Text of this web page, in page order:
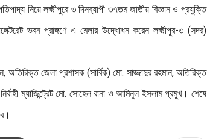
নিয়ে লক্ষ্মীপুরে ৩ দিনব্যাপী ৩৭তম জাতীয় বিজ্ঞান ও প্রযুক্তি
ভবন প্রাঙ্গণে এ মেলার উদ্ধোধন করেন লক্ষ্মীপুর-৩ (সদর)
জেলা প্রশাসক (সার্বিক) মো. সাজ্জাদুর রহমান, অতিরিক্ত
ম্যাজিন্ট্রেট মো. সোহেল রানা ও আমিনুল ইসলাম প্রমুখ। শেষে